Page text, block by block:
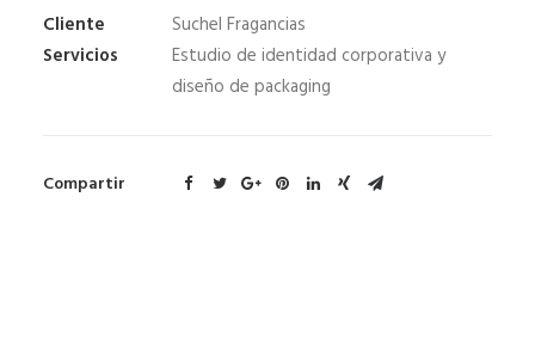
Cliente
Suchel Fragancias
Servicios
Estudio de identidad corporativa y
diseño de packaging
Compartir